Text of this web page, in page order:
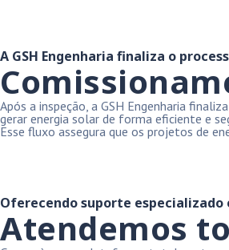
A GSH Engenharia finaliza o
Após a inspeção, a GSH Engenharia
gerar energia solar de forma eficiente e
Esse fluxo assegura que os projetos de
Oferecendo suporte
Atendemos